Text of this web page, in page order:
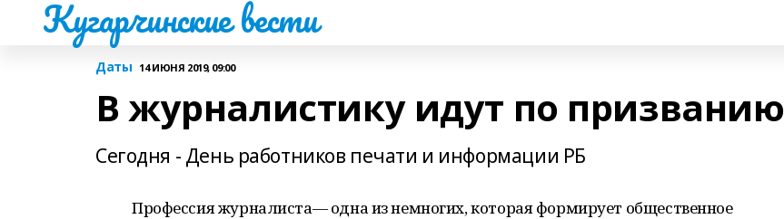
Кугарчинские вести
Даты 14 ИЮНЯ 2019, 09:00
В журналистику идут по призванию
Сегодня - День работников печати и информации РБ
Профессия журналиста— одна из немногих, которая формирует общественное